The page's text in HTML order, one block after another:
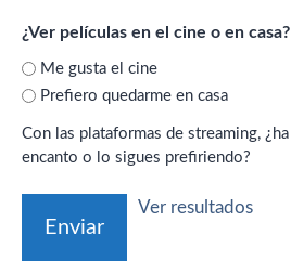
¿Ver películas en el cine o en casa?
Me gusta el cine
Prefiero quedarme en casa
Con las plataformas de streaming, ¿ha perdido el cine su
encanto o lo sigues prefiriendo?
Ver resultados